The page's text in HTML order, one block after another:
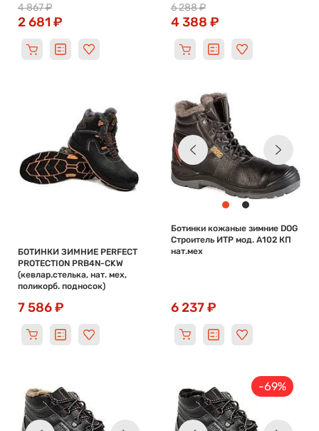
4 867 ₽
2 681 ₽
6 288 ₽
4 388 ₽
БОТИНКИ ЗИМНИЕ PERFECT
PROTECTION PRB4N-CKW
(кевлар.стелька, нат. мех,
поликорб. подносок)
7 586 ₽
Ботинки кожаные зимние DOG
Строитель ИТР мод. А102 КП
нат.мех
6 237 ₽
-69%